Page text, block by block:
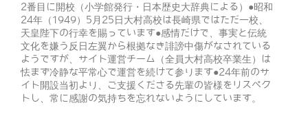
2番目に開校（小学館発行・日本歴史大辞典による）●昭和
24年（1949）5月25日大村高校は長崎県ではただ一校、
天皇陛下の行幸を賜っています●感情だけで、事実と伝統
文化を嫌う反日左翼から根拠なき誹謗中傷がなされている
ようですが、サイト運営チーム（全員大村高校卒業生）は
怯まず冷静な平常心で運営を続けて参ります●24年前のサ
イト開設当初より、ご支援くださる先輩の皆様をリスペク
トし、常に感謝の気持ちを忘れないようにしています。